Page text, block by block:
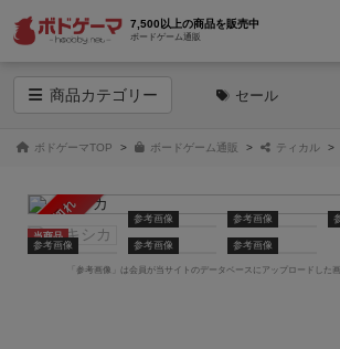
7,500以上の商品を販売中
ボードゲーム通販
商品カテゴリー セール
ボドゲーマTOP ボードゲーム通販 ティカル
売り切れ
当商品
参考画像 参考画像
参考画像 参考画像 参考画像
「参考画像」は会員が当サイトのデータベースにアップロードした画